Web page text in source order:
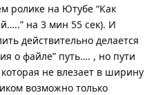
ролике на Ютубе “Как
на 3 мин 55 сек). И
действительно делается
о файле” путь…. , но пути
не влезает в ширину
возможно только